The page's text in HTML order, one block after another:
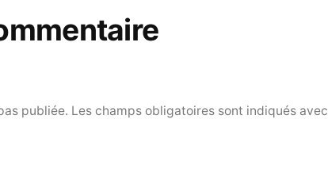
publiée. Les champs obligatoires sont indiqués avec